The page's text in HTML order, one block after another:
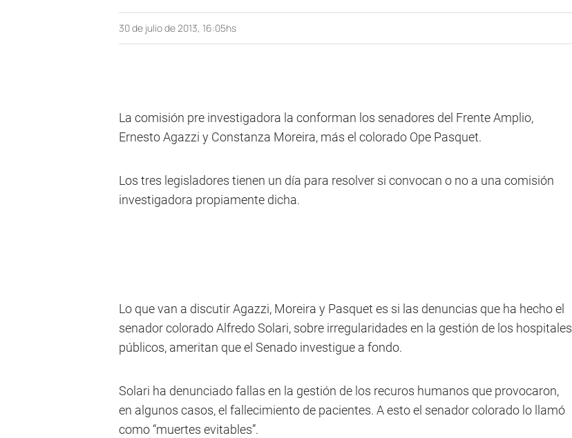
30 de julio de 2013, 16:05hs
La comisión pre investigadora la conforman los senadores del Frente Amplio,
Ernesto Agazzi y Constanza Moreira, más el colorado Ope Pasquet.
Los tres legisladores tienen un día para resolver si convocan o no a una comisión
investigadora propiamente dicha.
Lo que van a discutir Agazzi, Moreira y Pasquet es si las denuncias que ha hecho el
senador colorado Alfredo Solari, sobre irregularidades en la gestión de los hospitales
públicos, ameritan que el Senado investigue a fondo.
Solari ha denunciado fallas en la gestión de los recuros humanos que provocaron,
en algunos casos, el fallecimiento de pacientes. A esto el senador colorado lo llamó
como “muertes evitables”.